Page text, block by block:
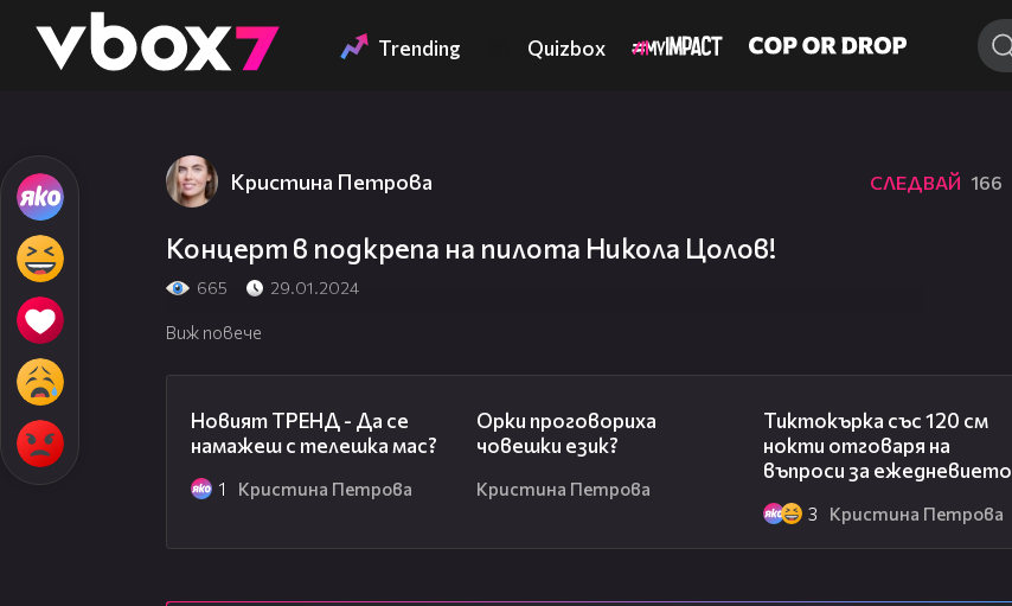
👾 Trending Quizbox
Кристина Петрова СЛЕДВАЙ 166
Концерт в подкрепа на пилота Никола Цолов!
665 29.01.2024
Виж повече
Новият ТРЕНД - Да се
намажеш с телешка мас?
1 Кристина Петрова
Орки проговориха
човешки език?
Кристина Петрова
Тиктокърка със 120 см
нокти отговаря на
въпроси за ежедневието
3 Кристина Петрова